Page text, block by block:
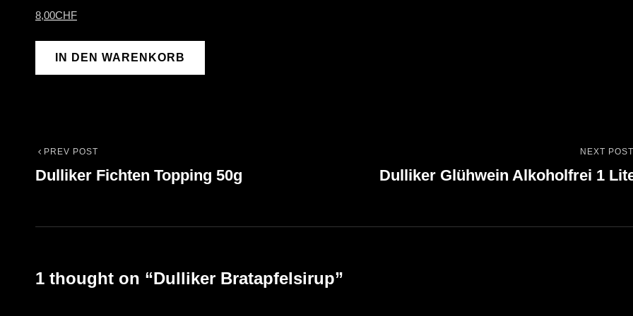
8,00CHF
IN DEN WARENKORB
Beitrags-
Navigation
Previous
Post
PREV POST
Dulliker Fichten Topping 50g
NEXT POST
Dulliker Glühwein Alkoholfrei 1
1 thought on “Dulliker Bratapfelsirup”